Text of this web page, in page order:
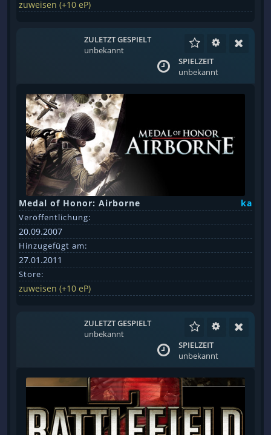
zuweisen (+10 eP)
ZULETZT GESPIELT
unbekannt
SPIELZEIT
unbekannt
Medal of Honor: Airborne ka
Veröffentlichung:
20.09.2007
Hinzugefügt am:
27.01.2011
Store:
zuweisen (+10 eP)
ZULETZT GESPIELT
unbekannt
SPIELZEIT
unbekannt